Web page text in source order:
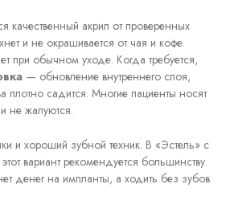
качественный акрил от проверенных
и не окрашивается от чая и кофе.
при обычном уходе. Когда требуется,
— обновление внутреннего слоя,
плотно садится. Многие пациенты носят
не жалуются.
и хороший зубной техник. В «Эстель» с
вариант рекомендуется большинству.
денег на импланты, а ходить без зубов